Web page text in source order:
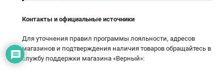
Контакты и официальные источники
Для уточнения правил программы лояльности, адресов
магазинов и подтверждения наличия товаров обращайтесь в
службу поддержки магазина «Верный»: